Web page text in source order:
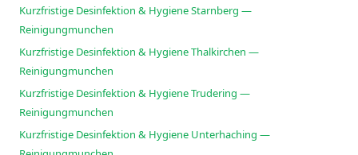
Kurzfristige Desinfektion & Hygiene Starnberg —
Reinigungmunchen
Kurzfristige Desinfektion & Hygiene Thalkirchen —
Reinigungmunchen
Kurzfristige Desinfektion & Hygiene Trudering —
Reinigungmunchen
Kurzfristige Desinfektion & Hygiene Unterhaching —